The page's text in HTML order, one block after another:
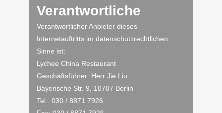
Verantwortliche
Verantwortlicher Anbieter dieses
Internetauftritts im datenschutzrechtlichen
Sinne ist:
Lychee China Restaurant
Geschäftsführer: Herr Jie Liu
Bayerische Str. 9, 10707 Berlin
Tel.: 030 / 8871 7926